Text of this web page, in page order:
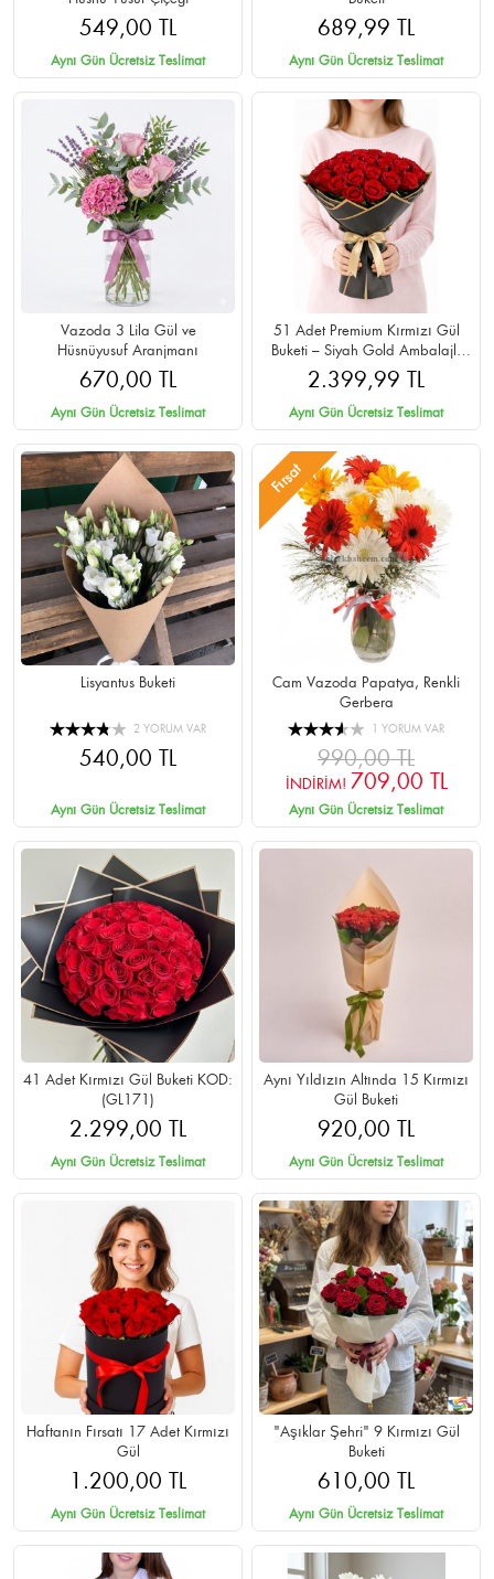
549,00 TL
Aynı Gün Ücretsiz Teslimat
689,99 TL
Aynı Gün Ücretsiz Teslimat
Vazoda 3 Lila Gül ve
Hüsnüyusuf Aranjmanı
670,00 TL
Aynı Gün Ücretsiz Teslimat
51 Adet Premium Kırmızı Gül
Buketi – Siyah Gold Ambalajlı
Cipsolu
2.399,99 TL
Aynı Gün Ücretsiz Teslimat
Lisyantus Buketi
2 YORUM VAR
540,00 TL
Aynı Gün Ücretsiz Teslimat
Fırsat
Cam Vazoda Papatya, Renkli
Gerbera
1 YORUM VAR
990,00 TL
İNDİRİM! 709,00 TL
Aynı Gün Ücretsiz Teslimat
41 Adet Kırmızı Gül Buketi KOD:
(GL171)
2.299,00 TL
Aynı Gün Ücretsiz Teslimat
Aynı Yıldızın Altında 15 Kırmızı
Gül Buketi
920,00 TL
Aynı Gün Ücretsiz Teslimat
Haftanın Fırsatı 17 Adet Kırmızı
Gül
1.200,00 TL
Aynı Gün Ücretsiz Teslimat
"Aşıklar Şehri" 9 Kırmızı Gül
Buketi
610,00 TL
Aynı Gün Ücretsiz Teslimat